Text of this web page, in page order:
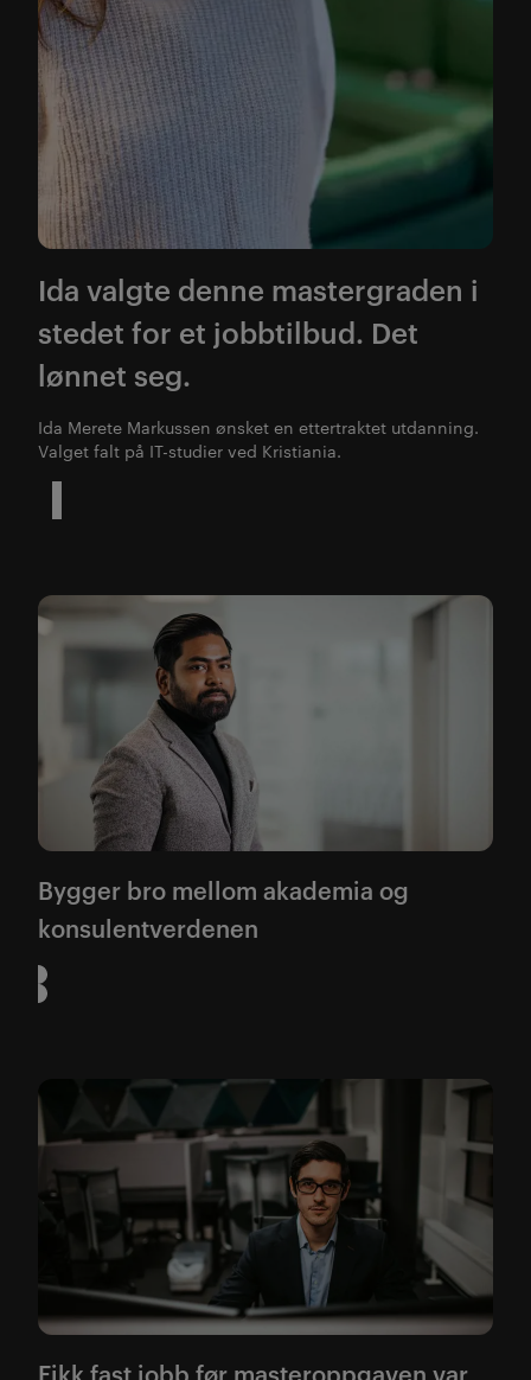
Ida valgte denne mastergraden i
stedet for et jobbtilbud. Det
lønnet seg.
Ida Merete Markussen ønsket en ettertraktet utdanning.
Valget falt på IT-studier ved Kristiania.
Bygger bro mellom akademia og
konsulentverdenen
Fikk fast jobb før masteroppgaven var